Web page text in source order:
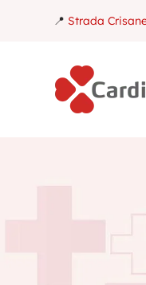
📍 Strada